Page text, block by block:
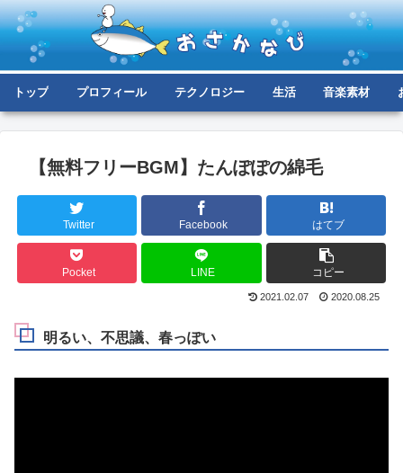
トップ プロフィール テクノロジー 生活 音楽素材
【無料フリーBGM】たんぽぽの綿毛
Twitter Facebook はてブ
Pocket LINE コピー
2021.02.07 2020.08.25
明るい、不思議、春っぽい